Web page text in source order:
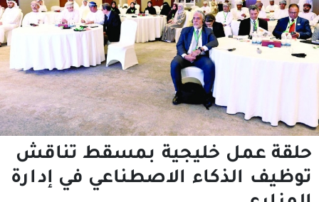
حلقة عمل خليجية بمسقط تناقش
توظيف الذكاء الاصطناعي في إدارة